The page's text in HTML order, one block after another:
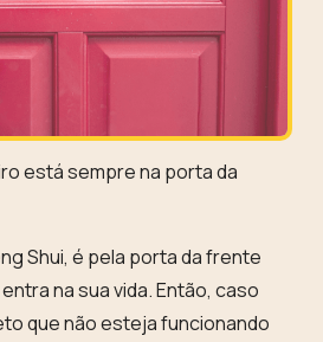
está sempre na porta da
Shui, é pela porta da frente
na sua vida. Então, caso
que não esteja funcionando